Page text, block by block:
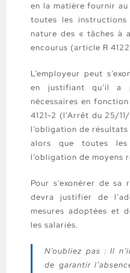
en la matière fournir
toutes les
nature des « tâches à
encourus (article R
L’employeur peut
en justifiant qu’il a
nécessaires en
4121-2 (l’Arrêt du 25/
l’obligation de
alors que toutes
l’obligation de moyens
Pour s’exonérer de sa
devra justifier de
mesures adoptées et
les salariés.
N’oubliez pas :Il
de garantir